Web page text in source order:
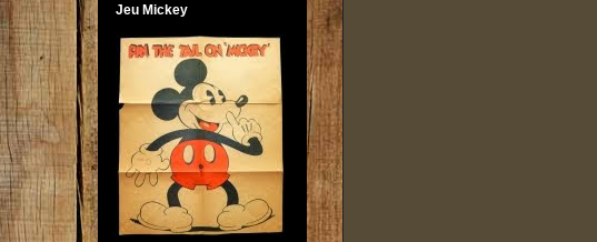
Jeu Mickey